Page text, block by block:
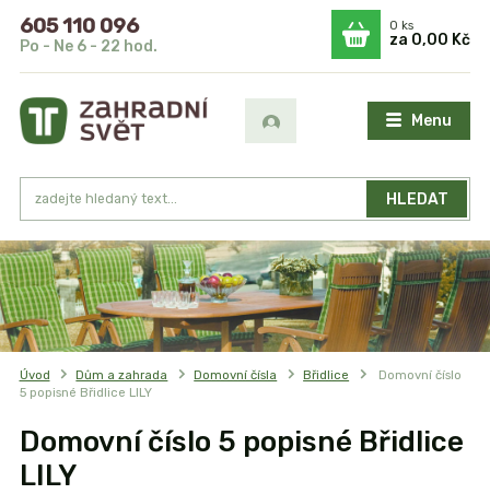
Menu
HLEDAT
605 110 096
Po - Ne 6 - 22 hod.
0ks
za 0,00 Kč
Úvod Dům a zahrada Domovní čísla Břidlice
Domovní číslo
5 popisné Břidlice LILY
Domovní číslo 5 popisné Břidlice
LILY